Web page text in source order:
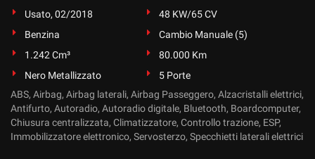
Usato, 02/2018
48 KW/65 CV
Benzina
Cambio Manuale (5)
1.242 Cm³
80.000 Km
Nero Metallizzato
5 Porte
ABS, Airbag, Airbag laterali, Airbag Passeggero, Alzacristalli elettrici,
Antifurto, Autoradio, Autoradio digitale, Bluetooth, Boardcomputer,
Chiusura centralizzata, Climatizzatore, Controllo trazione, ESP,
Immobilizzatore elettronico, Servosterzo, Specchietti laterali elettrici